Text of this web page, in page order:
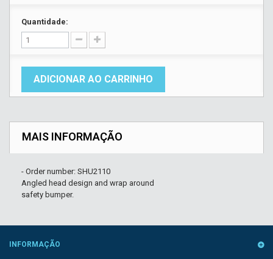
Quantidade:
ADICIONAR AO CARRINHO
MAIS INFORMAÇÃO
- Order number: SHU2110
Angled head design and wrap around
safety bumper.
INFORMAÇÃO